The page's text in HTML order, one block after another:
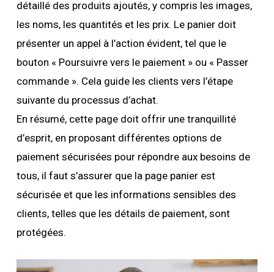
détaillé des produits ajoutés, y compris les images,
les noms, les quantités et les prix. Le panier doit
présenter un appel à l’action évident, tel que le
bouton « Poursuivre vers le paiement » ou « Passer
commande ». Cela guide les clients vers l’étape
suivante du processus d’achat.
En résumé, cette page doit offrir une tranquillité
d’esprit, en proposant différentes options de
paiement sécurisées pour répondre aux besoins de
tous, il faut s’assurer que la page panier est
sécurisée et que les informations sensibles des
clients, telles que les détails de paiement, sont
protégées.